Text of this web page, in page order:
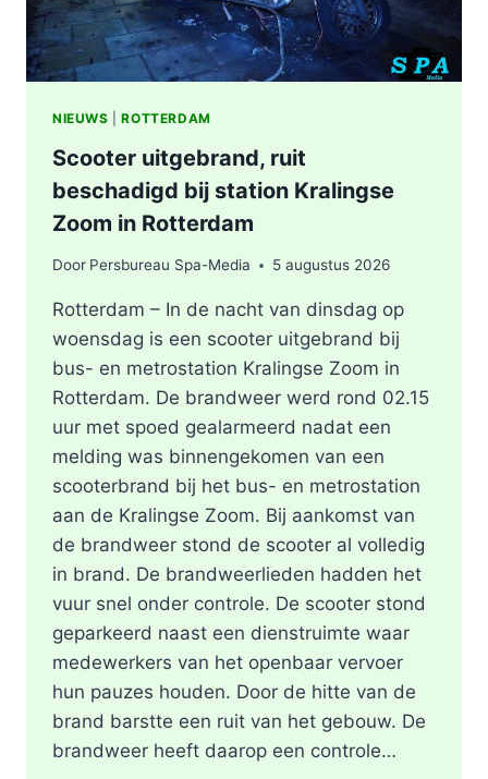
NIEUWS |ROTTERDAM
Scooter uitgebrand, ruit
beschadigd bij station Kralingse
Zoom in Rotterdam
Door Persbureau Spa-Media 5 augustus 2026
Rotterdam – In de nacht van dinsdag op
woensdag is een scooter uitgebrand bij
bus- en metrostation Kralingse Zoom in
Rotterdam. De brandweer werd rond 02.15
uur met spoed gealarmeerd nadat een
melding was binnengekomen van een
scooterbrand bij het bus- en metrostation
aan de Kralingse Zoom. Bij aankomst van
de brandweer stond de scooter al volledig
in brand. De brandweerlieden hadden het
vuur snel onder controle. De scooter stond
geparkeerd naast een dienstruimte waar
medewerkers van het openbaar vervoer
hun pauzes houden. Door de hitte van de
brand barstte een ruit van het gebouw. De
brandweer heeft daarop een controle…